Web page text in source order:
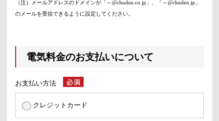
（注）メールアドレスのドメインが「～@chuden.co.jp」、「～@chuden.jp」
のメールを受信できるように設定してください。
電気料金のお支払いについて
お支払い方法
クレジットカード